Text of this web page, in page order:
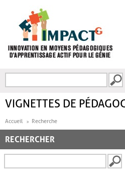
FORMULAIRE DE
VIGNETTES DE
Accueil Recherche
RECHERCHER